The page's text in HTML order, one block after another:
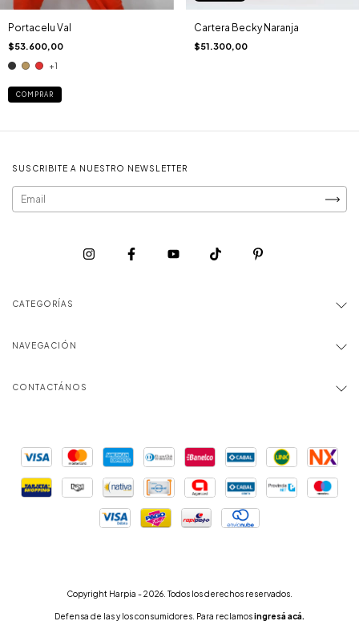
Portacelu Val
$53.600,00
+1
COMPRAR
Cartera Becky Naranja
$51.300,00
SUSCRIBITE A NUESTRO NEWSLETTER
CATEGORÍAS
NAVEGACIÓN
CONTACTÁNOS
Copyright Harpia - 2026. Todos los derechos reservados.
Defensa de las y los consumidores. Para reclamosingresá acá.